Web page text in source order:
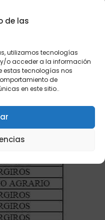
de las
utilizamos tecnologías
o acceder a la información
estas tecnologías nos
de
en este sitio..